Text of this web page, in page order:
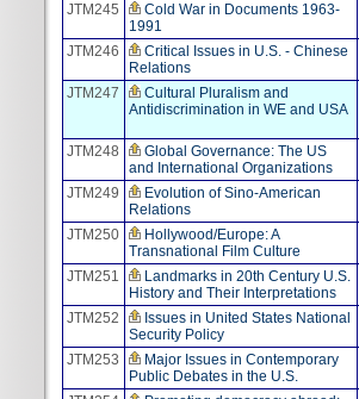
JTM245
Cold War in Documents 1963-
1991
JTM246
Critical Issues in U.S. - Chinese
Relations
JTM247
Cultural Pluralism and
Antidiscrimination in WE and USA
JTM248
Global Governance: The US
and International Organizations
JTM249
Evolution of Sino-American
Relations
JTM250
Hollywood/Europe: A
Transnational Film Culture
JTM251
Landmarks in 20th Century U.S.
History and Their Interpretations
JTM252
Issues in United States National
Security Policy
JTM253
Major Issues in Contemporary
Public Debates in the U.S.